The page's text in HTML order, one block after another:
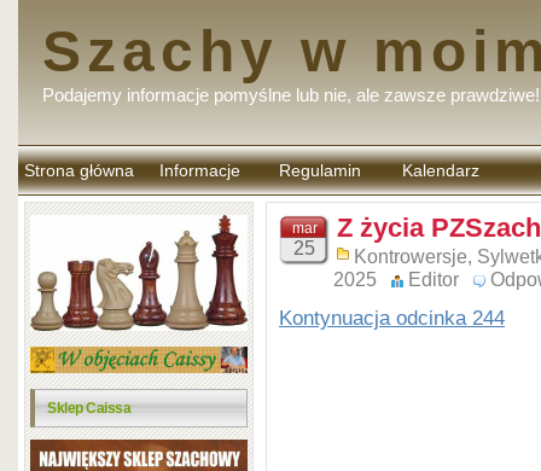
Szachy w
Podajemy informacje pomyślne lub nie, ale zawsze prawdziwe!
Strona główna Informacje Regulamin
komentarzy
Kalendarz
Sklep Caissa
mar
25
Z życia
Kontrowersje,
2025
Editor
Kontynuacja odcinka 244